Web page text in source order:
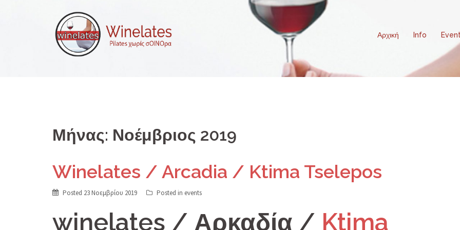
Αρχική Info
Μήνας: Νοέμβριος 2019
Winelates / Arcadia / Ktima Tselepos
Posted 23 Νοεμβρίου 2019 Posted in events
winelates / Αρκαδία / Ktima